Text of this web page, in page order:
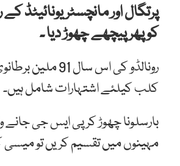
پرتگال اور مانچسٹر
کو پھر پیچھے چھوڑ دیا ۔
کلب کیلئے اشتہارات شامل ہیں۔
مہینوں میں تقسیم کریں تو میسی